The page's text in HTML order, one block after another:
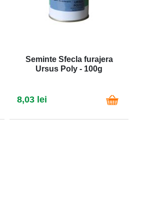
Seminte Sfecla furajera
Ursus Poly - 100g
8,03 lei